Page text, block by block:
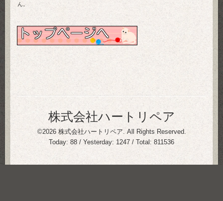
ん。
株式会社ハートリペア
©2026 株式会社ハートリペア. All Rights Reserved.
Today: 88 / Yesterday: 1247 / Total: 811536